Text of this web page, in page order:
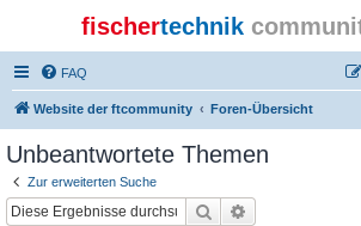
fischertechnik
FAQ
Website der ftcommunity Foren-Übersicht
Unbeantwortete Themen
Zur erweiterten Suche
Suche